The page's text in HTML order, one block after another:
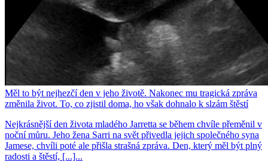
Měl to být nejhezčí den v jeho životě. Nakonec mu tragická zpráva
změnila život. To, co zjistil doma, ho však dohnalo k slzám štěstí
Nejkrásnější den života mladého Jarretta se během chvíle přeměnil v
noční můru. Jeho žena Sarri na svět přivedla jejich společného syna
Jamese, chvíli poté ale přišla strašná zpráva. Den, který měl být plný
radosti a štěstí, [...]...